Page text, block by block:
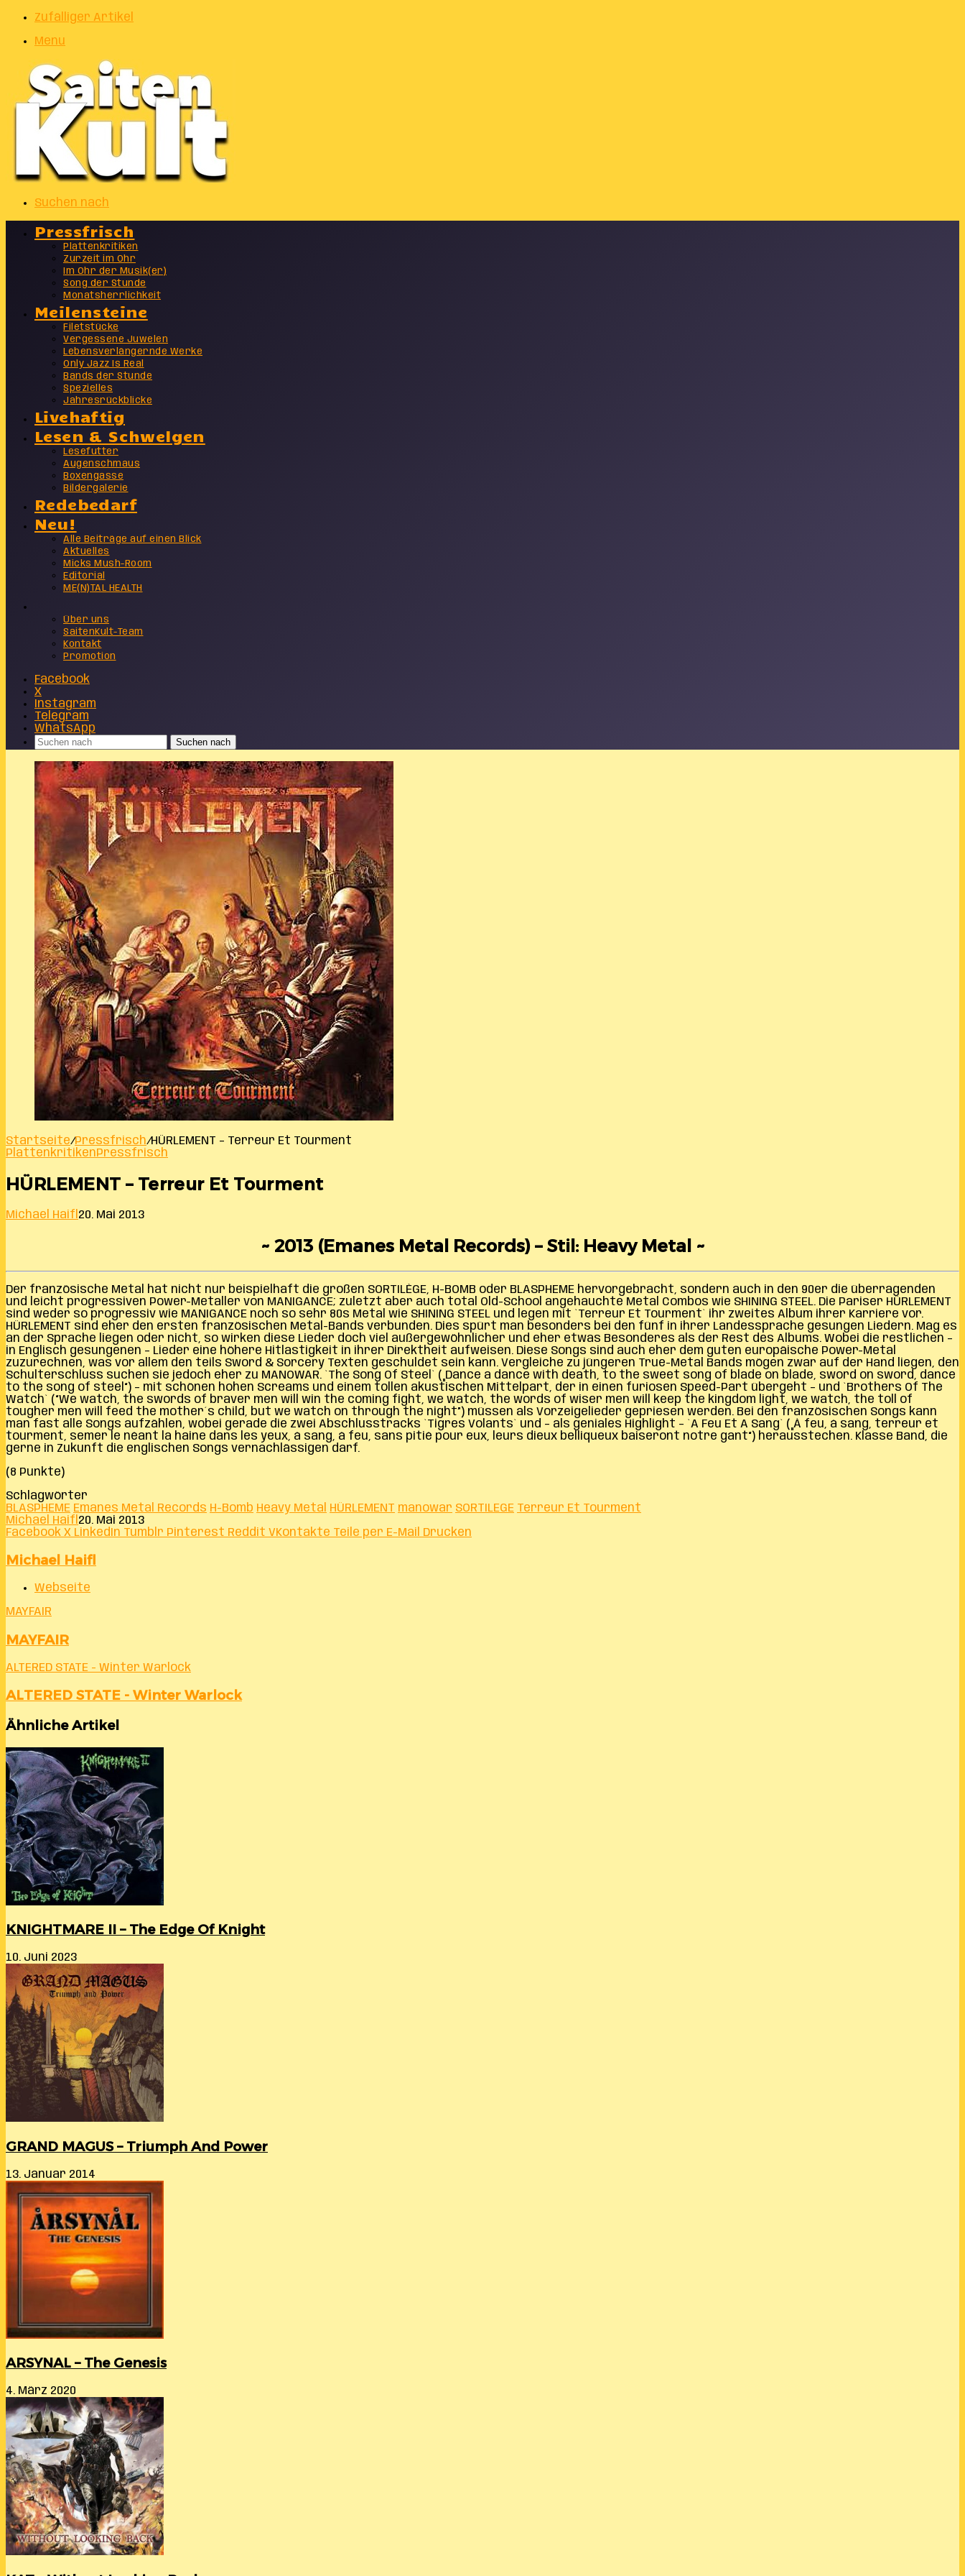
Zufälliger Artikel
Menu
Suchen nach
Pressfrisch
Plattenkritiken
Zurzeit im Ohr
Im Ohr der Musik(er)
Song der Stunde
Monatsherrlichkeit
Meilensteine
Filetstücke
Vergessene Juwelen
Lebensverlängernde Werke
Only Jazz Is Real
Bands der Stunde
Spezielles
Jahresrückblicke
Livehaftig
Lesen & Schwelgen
Lesefutter
Augenschmaus
Boxengasse
Bildergalerie
Redebedarf
Neu!
Alle Beiträge auf einen Blick
Aktuelles
Micks Mush-Room
Editorial
ME(N)TAL HEALTH
Über uns
SaitenKult-Team
Kontakt
Promotion
Facebook
X
Instagram
Telegram
WhatsApp
Suchen nach
Startseite/Pressfrisch/HÜRLEMENT – Terreur Et Tourment
PlattenkritikenPressfrisch
HÜRLEMENT – Terreur Et Tourment
Michael Haifl 20. Mai 2013
~ 2013 (Emanes Metal Records) – Stil: Heavy Metal ~
Der französische Metal hat nicht nur beispielhaft die großen SORTILÈGE, H-BOMB oder BLASPHEME hervorgebracht, sondern auch in den 90er die überragenden
und leicht progressiven Power-Metaller von MANIGANCE; zuletzt aber auch total Old-School angehauchte Metal Combos wie SHINING STEEL. Die Pariser HÜRLEMENT
sind weder so progressiv wie MANIGANCE noch so sehr 80s Metal wie SHINING STEEL und legen mit `Terreur Et Tourment` ihr zweites Album ihrer Karriere vor.
HÜRLEMENT sind eher den ersten französischen Metal-Bands verbunden. Dies spürt man besonders bei den fünf in ihrer Landessprache gesungen Liedern. Mag es
an der Sprache liegen oder nicht, so wirken diese Lieder doch viel außergewöhnlicher und eher etwas Besonderes als der Rest des Albums. Wobei die restlichen –
in Englisch gesungenen – Lieder eine höhere Hitlastigkeit in ihrer Direktheit aufweisen. Diese Songs sind auch eher dem guten europäische Power-Metal
zuzurechnen, was vor allem den teils Sword & Sorcery Texten geschuldet sein kann. Vergleiche zu jüngeren True-Metal Bands mögen zwar auf der Hand liegen, den
Schulterschluss suchen sie jedoch eher zu MANOWAR. `The Song Of Steel` („Dance a dance with death, to the sweet song of blade on blade, sword on sword, dance
to the song of steel“) – mit schönen hohen Screams und einem tollen akustischen Mittelpart, der in einen furiosen Speed-Part übergeht – und `Brothers Of The
Watch` (“We watch, the swords of braver men will win the coming fight, we watch, the words of wiser men will keep the kingdom light, we watch, the toll of
tougher men will feed the mother´s child, but we watch on through the night”) müssen als Vorzeigelieder gepriesen werden. Bei den französischen Songs kann
man fast alle Songs aufzählen, wobei gerade die zwei Abschlusstracks `Tigres Volants` und – als geniales Highlight – `A Feu Et A Sang` („À feu, á sang, terreur et
tourment, semer le néant la haine dans les yeux, á sang, á feu, sans pitié pour eux, leurs dieux belliqueux baiseront notre gant“) herausstechen. Klasse Band, die
gerne in Zukunft die englischen Songs vernachlässigen darf.
(8 Punkte)
Schlagwörter
BLASPHEME Emanes Metal Records H-Bomb Heavy Metal HÜRLEMENT manowar SORTILEGE Terreur Et Tourment
Michael Haifl 20. Mai 2013
Facebook X LinkedIn Tumblr Pinterest Reddit VKontakte Teile per E-Mail Drucken
Michael Haifl
Webseite
MAYFAIR
MAYFAIR
ALTERED STATE - Winter Warlock
ALTERED STATE - Winter Warlock
Ähnliche Artikel
KNIGHTMARE II – The Edge Of Knight
10. Juni 2023
GRAND MAGUS – Triumph And Power
13. Januar 2014
ARSYNAL – The Genesis
4. März 2020